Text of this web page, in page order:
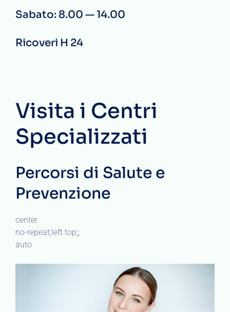
Sabato: 8.00 — 14.00
Ricoveri H 24
Visita i Centri
Specializzati
Percorsi di Salute e
Prevenzione
center
no-repeat;left top;;
auto